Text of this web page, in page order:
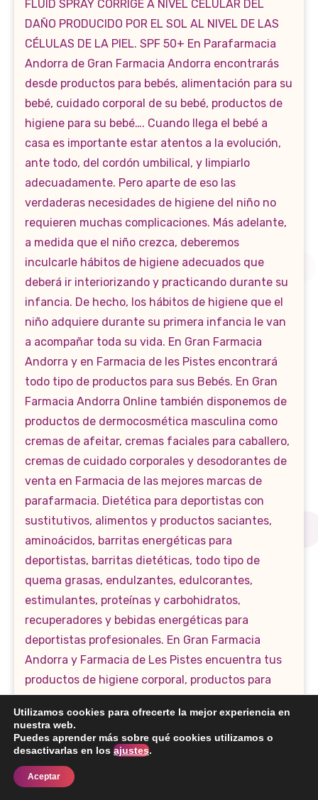
Utilizamos cookies para ofrecerte la mejor experiencia en
nuestra web.
Puedes aprender más sobre qué cookies utilizamos o
desactivarlas en los ajustes.
Aceptar